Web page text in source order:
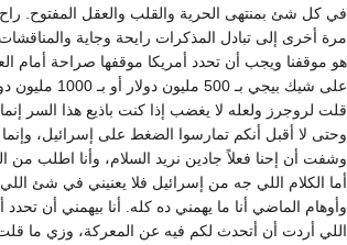
في كل شئ بمنتهى الحرية والقلب والعقل المفتوح.
مرة أخرى إلى تبادل المذكرات رايحة وجاية
على شيك
قلت لروجرز ولعله لا يغضب إذا كنت باذيع هذا السر إنما
وحتى لا أقبل أنكم تمارسوا الضغط على إسرائيل،
وشفت أن إحنا فعلاً جادين نريد السلام، وأنا اطلب من
أما الكلام اللي جه من إسرائيل فلا يعنيني في شئ
وأوهام الماضي أنا ما يهمني ده كله. أنا بيهمني أن تحدد
اللي أردت أن أتحدث لكم فيه عن المعركة، وزي ما قلت